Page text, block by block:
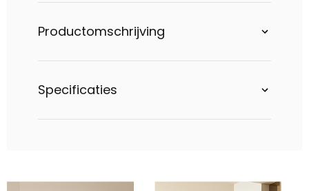
Productomschrijving
Specificaties